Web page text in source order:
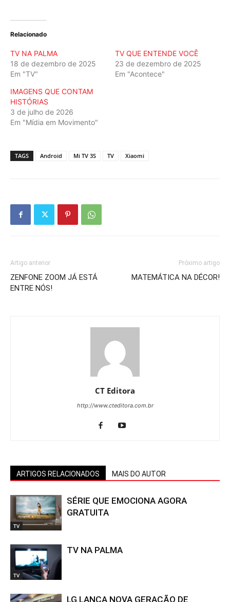
Relacionado
TV NA PALMA
18 de dezembro de 2025
Em "TV"
TV QUE ENTENDE VOCÊ
23 de dezembro de 2025
Em "Acontece"
IMAGENS QUE CONTAM
HISTÓRIAS
3 de julho de 2026
Em "Mídia em Movimento"
TAGS Android Mi TV 3S TV Xiaomi
Artigo anterior
ZENFONE ZOOM JÁ ESTÁ
ENTRE NÓS!
Próximo artigo
MATEMÁTICA NA DÉCOR!
CT Editora
http://www.cteditora.com.br
ARTIGOS RELACIONADOS MAIS DO AUTOR
TV
SÉRIE QUE EMOCIONA AGORA
GRATUITA
TV
TV NA PALMA
LG LANÇA NOVA GERAÇÃO DE